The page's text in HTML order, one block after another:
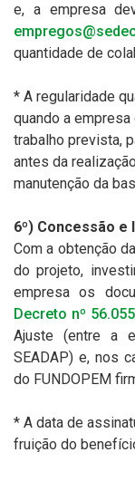
e, a empresa
quantidade de
* A regularidade
quando a
trabalho prevista,
antes da
manutenção da
6º) Concessão
Com a obtenção
do projeto,
empresa os
Decreto nº
Ajuste (entre a
SEADAP) e, nos
do FUNDOPEM
* A data de
fruição do